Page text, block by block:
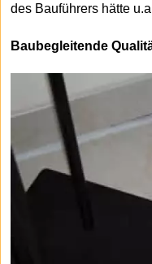
des Bauführers hätte
Baubegleitende